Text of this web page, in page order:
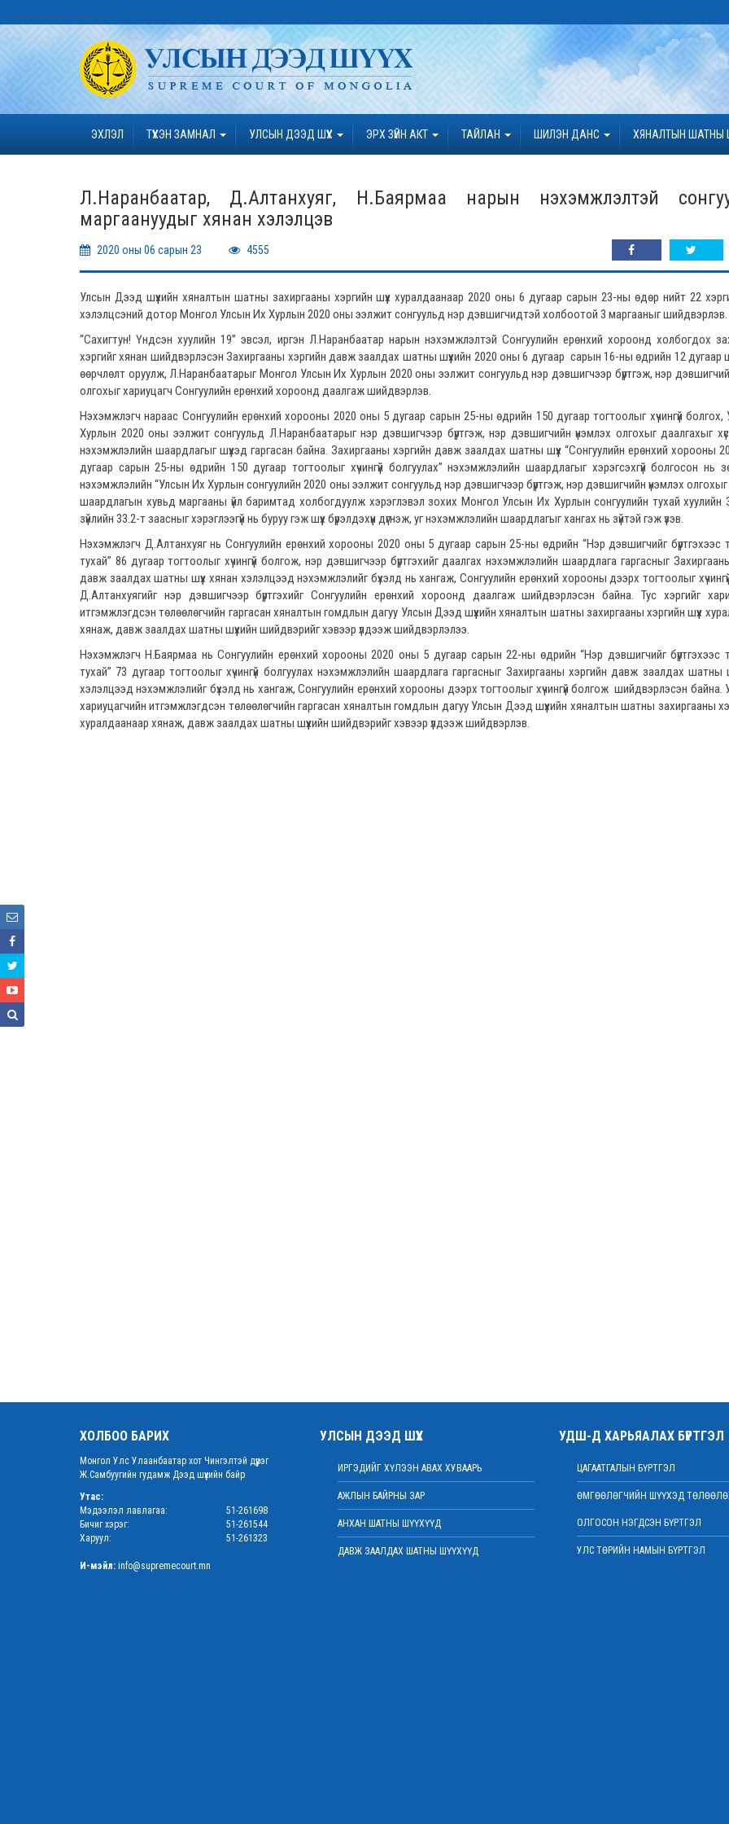
ЭХЛЭЛ ТҮҮХЭН ЗАМНАЛ УЛСЫН ДЭЭД ШҮҮХ ЭРХ ЗҮЙН АКТ ТАЙЛАН ШИЛЭН ДАНС ХЯНАЛТЫН ШАТНЫ
Л.Наранбаатар, Д.Алтанхуяг, Н.Баярмаа нарын нэхэмжлэлтэй
маргаануудыг хянан хэлэлцэв
2020 оны 06 сарын 23 4555
Улсын Дээд шүүхийн хяналтын шатны захиргааны хэргийн шүүх хуралдаанаар 2020 оны 6 дугаар сарын 23-ны өдөр нийт 22
хэлэлцсэний дотор Монгол Улсын Их Хурлын 2020 оны ээлжит сонгуульд нэр дэвшигчидтэй холбоотой 3 маргааныг шийдвэрлэв.
“Сахигтун! Үндсэн хуулийн 19” эвсэл, иргэн Л.Наранбаатар нарын нэхэмжлэлтэй Сонгуулийн ерөнхий хороонд холбогдох
хэргийг хянан шийдвэрлэсэн Захиргааны хэргийн давж заалдах шатны шүүхийн 2020 оны 6 дугаар сарын 16-ны өдрийн 12 дугаар
өөрчлөлт оруулж, Л.Наранбаатарыг Монгол Улсын Их Хурлын 2020 оны ээлжит сонгуульд нэр дэвшигчээр бүртгэж, нэр
олгохыг хариуцагч Сонгуулийн ерөнхий хороонд даалгаж шийдвэрлэв.
Нэхэмжлэгч нараас Сонгуулийн ерөнхий хорооны 2020 оны 5 дугаар сарын 25-ны өдрийн 150 дугаар тогтоолыг хүчингүй
Хурлын 2020 оны ээлжит сонгуульд Л.Наранбаатарыг нэр дэвшигчээр бүртгэж, нэр дэвшигчийн үнэмлэх олгохыг даалгахыг
нэхэмжлэлийн шаардлагыг шүүхэд гаргасан байна. Захиргааны хэргийн давж заалдах шатны шүүх “Сонгуулийн ерөнхий хорооны
дугаар сарын 25-ны өдрийн 150 дугаар тогтоолыг хүчингүй болгуулах” нэхэмжлэлийн шаардлагыг хэрэгсэхгүй болгосон нь
нэхэмжлэлийн “Улсын Их Хурлын сонгуулийн 2020 оны ээлжит сонгуульд нэр дэвшигчээр бүртгэж, нэр дэвшигчийн үнэмлэх олгохыг
шаардлагын хувьд маргааны үйл баримтад холбогдуулж хэрэглэвэл зохих Монгол Улсын Их Хурлын сонгуулийн тухай хуулийн
зүйлийн 33.2-т заасныг хэрэглээгүй нь буруу гэж шүүх бүрэлдэхүүн дүгнэж, уг нэхэмжлэлийн шаардлагыг хангах нь зүйтэй гэж үзэв.
Нэхэмжлэгч Д.Алтанхуяг нь Сонгуулийн ерөнхий хорооны 2020 оны 5 дугаар сарын 25-ны өдрийн “Нэр дэвшигчийг бүртгэхээс
тухай” 86 дугаар тогтоолыг хүчингүй болгож, нэр дэвшигчээр бүртгэхийг даалгах нэхэмжлэлийн шаардлага гаргасныг
давж заалдах шатны шүүх хянан хэлэлцээд нэхэмжлэлийг бүхэлд нь хангаж, Сонгуулийн ерөнхий хорооны дээрх тогтоолыг
Д.Алтанхуягийг нэр дэвшигчээр бүртгэхийг Сонгуулийн ерөнхий хороонд даалгаж шийдвэрлэсэн байна. Тус хэргийг
итгэмжлэгдсэн төлөөлөгчийн гаргасан хяналтын гомдлын дагуу Улсын Дээд шүүхийн хяналтын шатны захиргааны хэргийн шүүх
хянаж, давж заалдах шатны шүүхийн шийдвэрийг хэвээр үлдээж шийдвэрлэлээ.
Нэхэмжлэгч Н.Баярмаа нь Сонгуулийн ерөнхий хорооны 2020 оны 5 дугаар сарын 22-ны өдрийн “Нэр дэвшигчийг бүртгэхээс
тухай” 73 дугаар тогтоолыг хүчингүй болгуулах нэхэмжлэлийн шаардлага гаргасныг Захиргааны хэргийн давж заалдах шатны
хэлэлцээд нэхэмжлэлийг бүхэлд нь хангаж, Сонгуулийн ерөнхий хорооны дээрх тогтоолыг хүчингүй болгож шийдвэрлэсэн байна.
хариуцагчийн итгэмжлэгдсэн төлөөлөгчийн гаргасан хяналтын гомдлын дагуу Улсын Дээд шүүхийн хяналтын шатны захиргааны
хуралдаанаар хянаж, давж заалдах шатны шүүхийн шийдвэрийг хэвээр үлдээж шийдвэрлэв.
ХОЛБОО БАРИХ
Монгол Улс Улаанбаатар хот Чингэлтэй дүүрэг
Ж.Самбуугийн гудамж Дээд шүүхийн байр
Утас:
Мэдээлэл лавлагаа:
51-261698
Бичиг хэрэг:
51-261544
Харуул:
51-261323
И-мэйл: info@supremecourt.mn
УЛСЫН ДЭЭД ШҮҮХ
ИРГЭДИЙГ ХҮЛЭЭН АВАХ ХУВААРЬ
АЖЛЫН БАЙРНЫ ЗАР
АНХАН ШАТНЫ ШҮҮХҮҮД
ДАВЖ ЗААЛДАХ ШАТНЫ ШҮҮХҮҮД
УДШ-Д ХАРЬЯАЛАХ БҮРТГЭЛ
ЦАГААТГАЛЫН БҮРТГЭЛ
ӨМГӨӨЛӨГЧИЙН ШҮҮХЭД
ОЛГОСОН НЭГДСЭН БҮРТГЭЛ
УЛС ТӨРИЙН НАМЫН БҮРТГЭЛ